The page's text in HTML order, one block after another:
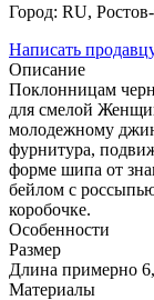
Город: RU,
Написать
Описание
Поклонницам
для смелой
молодежному
фурнитура,
форме шипа от
бейлом с
коробочке.
Особенности
Размер
Длина примерно
Материалы